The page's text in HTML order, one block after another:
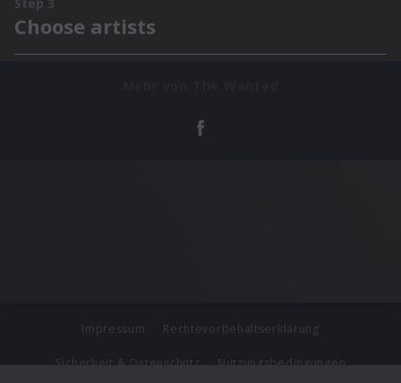
Impressum Rechtevorbehaltserklärung
Sicherheit & Datenschutz Nutzungsbedingungen